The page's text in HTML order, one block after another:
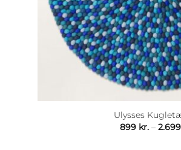
Ulysses
899 kr. – 2.699